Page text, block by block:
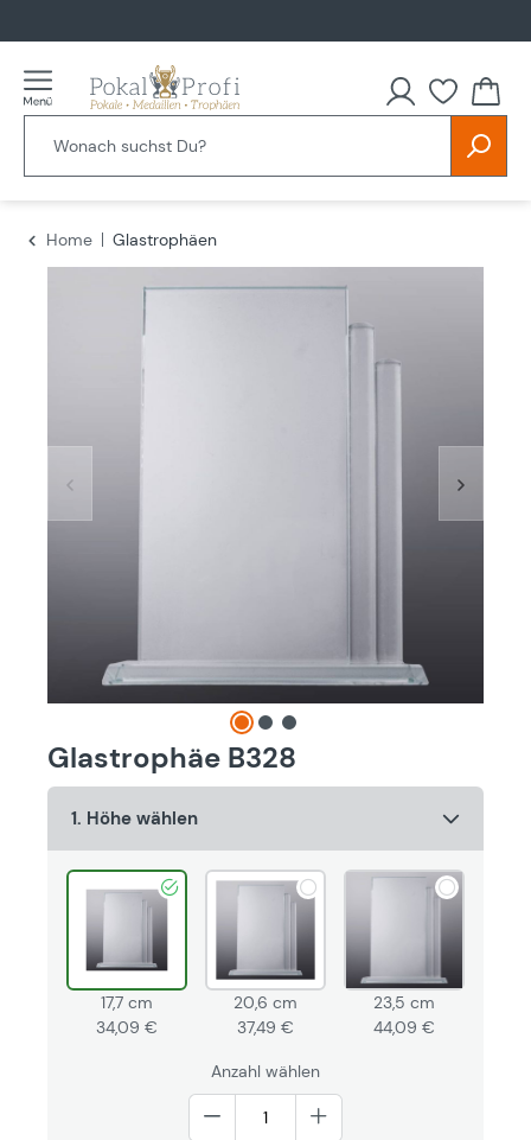
Du
Home Glastrophäen
Glastrophäe B328
1. Höhe wählen
17,7 cm
34,09 €
20,6 cm
37,49 €
23,5 cm
44,09 €
Anzahl wählen